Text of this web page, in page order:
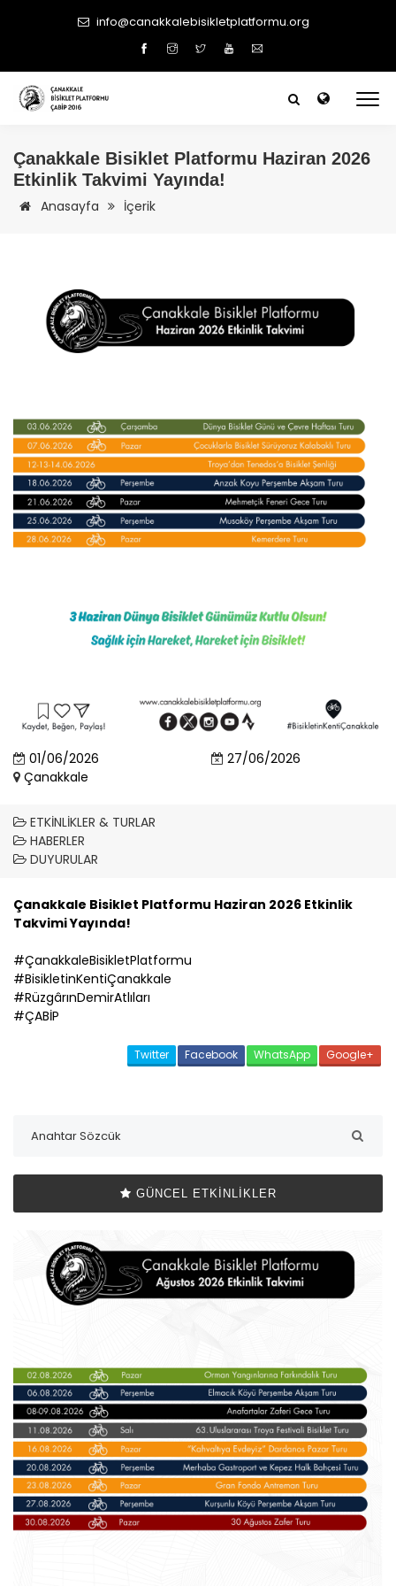
info@canakkalebisikletplatformu.org
Çanakkale Bisiklet Platformu Haziran 2026
Etkinlik Takvimi Yayında!
Anasayfa İçerik
01/06/2026
27/06/2026
Çanakkale
ETKINLIKLER & TURLAR
HABERLER
DUYURULAR
Çanakkale Bisiklet Platformu Haziran 2026 Etkinlik
Takvimi Yayında!
#ÇanakkaleBisikletPlatformu
#BisikletinKentiÇanakkale
#RüzgârınDemirAtlıları
#ÇABİP
Twitter Facebook WhatsApp Google+
GÜNCEL ETKINLIKLER